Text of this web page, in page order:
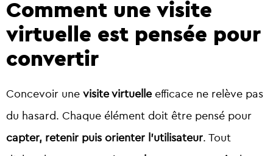
Comment une visite
virtuelle est pensée pour
convertir
Concevoir une visite virtuelle efficace ne relève pas
du hasard. Chaque élément doit être pensé pour
capter, retenir puis orienter l’utilisateur. Tout